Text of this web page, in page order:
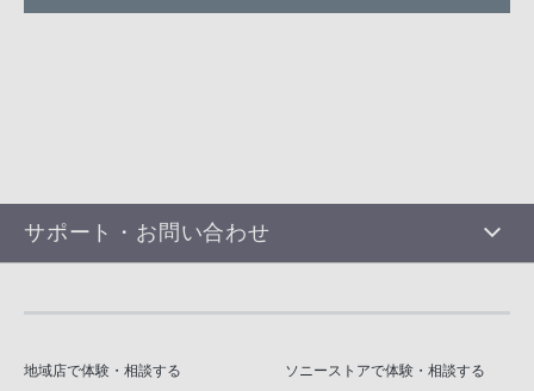
サポート・お問い合わせ
地域店で体験・相談する ソニーストアで体験・相談する